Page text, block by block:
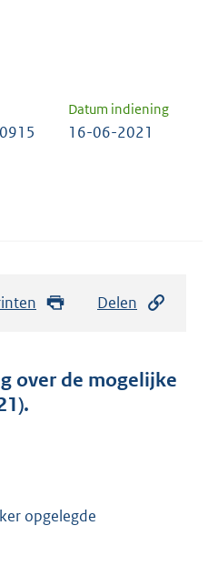
Datum indiening
16-06-2021
Delen
over de mogelijke
opgelegde